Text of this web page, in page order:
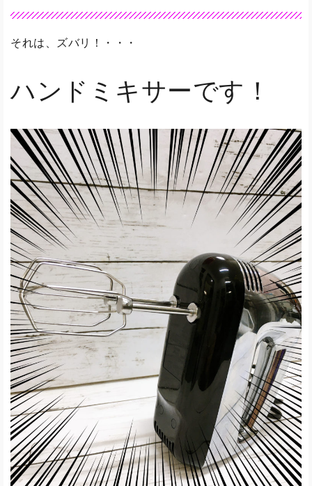
それは、ズバリ！・・・
ハンドミキサーです！